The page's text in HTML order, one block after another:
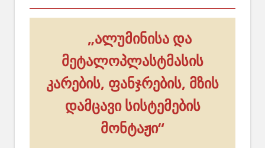
„ალუმინისა და
მეტალოპლასტმასის
კარების, ფანჯრების, მზის
დამცავი სისტემების
მონტაჟი“